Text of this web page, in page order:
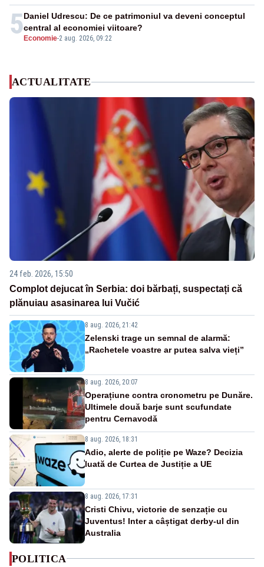
5 Economie-2 aug. 2026, 09:22
Daniel Udrescu: De ce patrimoniul va deveni conceptul
central al economiei viitoare?
ACTUALITATE
24 feb. 2026, 15:50
Complot dejucat în Serbia: doi bărbați, suspectați că
plănuiau asasinarea lui Vučić
8 aug. 2026, 21:42
Zelenski trage un semnal de alarmă:
„Rachetele voastre ar putea salva vieți”
8 aug. 2026, 20:07
Operațiune contra cronometru pe Dunăre.
Ultimele două barje sunt scufundate
pentru Cernavodă
8 aug. 2026, 18:31
Adio, alerte de poliție pe Waze? Decizia
luată de Curtea de Justiție a UE
8 aug. 2026, 17:31
Cristi Chivu, victorie de senzație cu
Juventus! Inter a câștigat derby-ul din
Australia
POLITICA